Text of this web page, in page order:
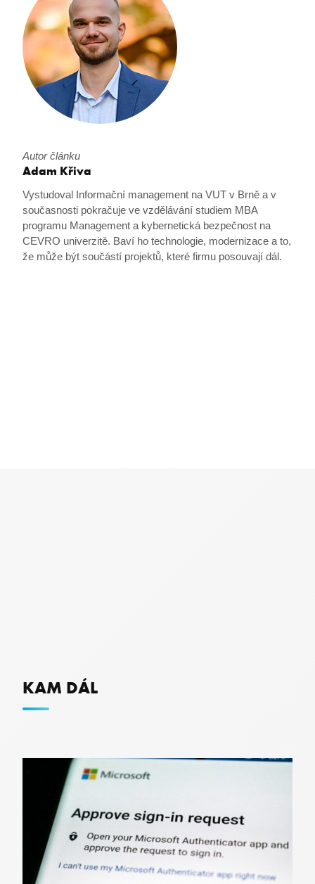
Autor článku
Adam Křiva
Vystudoval Informační management na VUT v Brně a v
současnosti pokračuje ve vzdělávání studiem MBA
programu Management a kybernetická bezpečnost na
CEVRO univerzitě. Baví ho technologie, modernizace a to,
že může být součástí projektů, které firmu posouvají dál.
KAM DÁL
VISITOR_PRIVACY_METADATA